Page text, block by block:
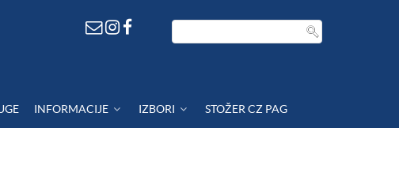
INFORMACIJE IZBORI STOŽER CZ PAG